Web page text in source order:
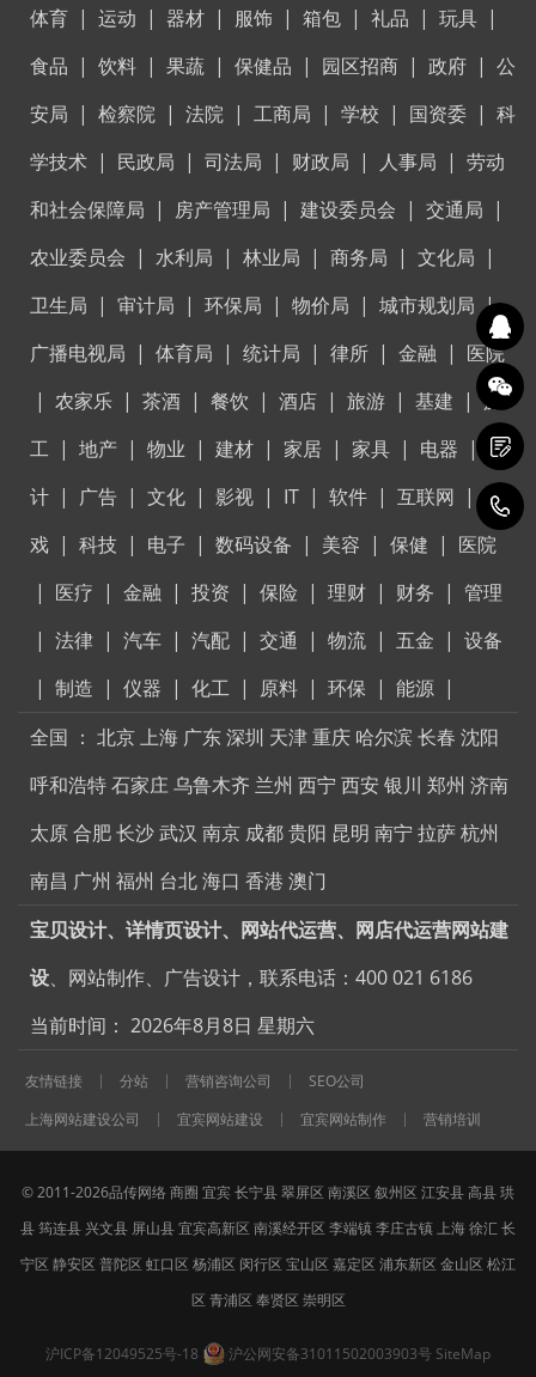
体育 | 运动 | 器材 | 服饰 | 箱包 | 礼品 | 玩具 |
食品 | 饮料 | 果蔬 | 保健品 | 园区招商 | 政府 | 公
安局 | 检察院 | 法院 | 工商局 | 学校 | 国资委 | 科
学技术 | 民政局 | 司法局 | 财政局 | 人事局 | 劳动
和社会保障局 | 房产管理局 | 建设委员会 | 交通局 |
农业委员会 | 水利局 | 林业局 | 商务局 | 文化局 |
卫生局 | 审计局 | 环保局 | 物价局 | 城市规划局 |
广播电视局 | 体育局 | 统计局 | 律所 | 金融 | 医院
| 农家乐 | 茶酒 | 餐饮 | 酒店 | 旅游 | 基建 |施
工 | 地产 | 物业 | 建材 | 家居 | 家具 | 电器 | 设
计 | 广告 | 文化 | 影视 | IT | 软件 | 互联网 |游
戏 | 科技 | 电子 | 数码设备 | 美容 | 保健 | 医院
| 医疗 | 金融 | 投资 | 保险 | 理财 | 财务 | 管理
| 法律 | 汽车 | 汽配 | 交通 | 物流 | 五金 | 设备
| 制造 | 仪器 | 化工 | 原料 | 环保 | 能源 |
全国 ： 北京上海 广东深圳 天津重庆 哈尔滨长春 沈阳
呼和浩特石家庄乌鲁木齐 兰州 西宁 西安 银川 郑州 济南
太原合肥长沙武汉 南京 成都贵阳 昆明 南宁 拉萨杭州
南昌 广州 福州 台北海口 香港 澳门
宝贝设计、详情页设计、网站代运营、网店代运营网站建
设、网站制作、广告设计，联系电话：400 021 6186
当前时间： 2026年8月8日 星期六
友情链接 分站 营销咨询公司
SEO公司
上海网站建设公司
宜宾网站建设 宜宾网站制作 营销培训
© 2011-2026品传网络 商圈 宜宾长宁县翠屏区 南溪区 叙州区 江安县高县珙
县筠连县 兴文县 屏山县宜宾高新区 南溪经开区 李端镇李庄古镇 上海徐汇 长
宁区 静安区 普陀区 虹口区 杨浦区 闵行区 宝山区 嘉定区 浦东新区 金山区 松江
区 青浦区 奉贤区 崇明区
沪ICP备12049525号-18 沪公网安备31011502003903号 SiteMap